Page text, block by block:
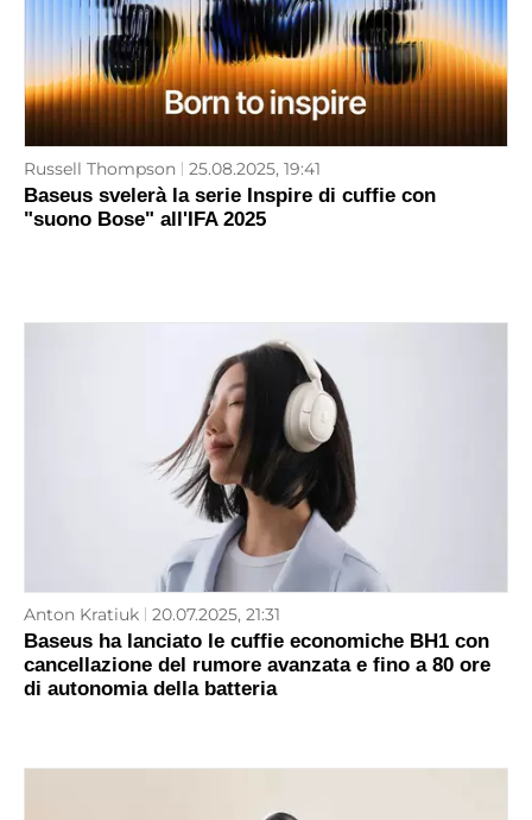
Russell Thompson 25.08.2025, 19:41
Baseus svelerà la serie Inspire di cuffie con
"suono Bose" all'IFA 2025
Anton Kratiuk 20.07.2025, 21:31
Baseus ha lanciato le cuffie economiche BH1 con
cancellazione del rumore avanzata e fino a 80 ore
di autonomia della batteria